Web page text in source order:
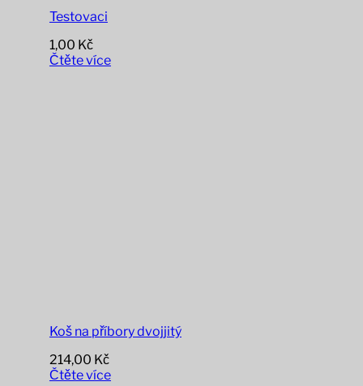
Testovaci
1,00 Kč
Čtěte více
Koš na příbory dvojjitý
214,00 Kč
Čtěte více